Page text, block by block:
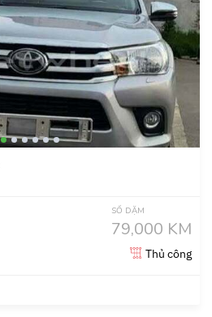
SỐ DẶM
79,000 KM
Thủ công